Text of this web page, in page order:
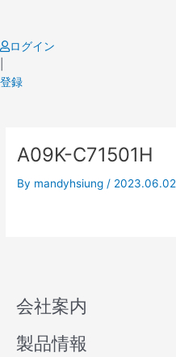
content
ログイン
登録
A09K-C71501H
By mandyhsiung / 2023.06.02
会社案内
製品情報